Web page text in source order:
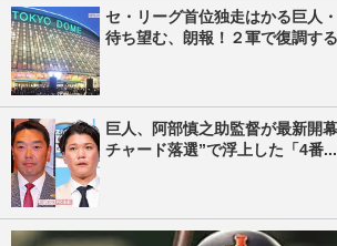
セ・リーグ首位独走はかる巨人
待ち望む、朗報！２軍で復調す
巨人、阿部慎之助監督が最新開
チャード落選”で浮上した「4番...